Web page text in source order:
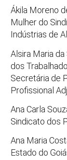
Ákila Moreno
Mulher do
Indústrias de
Alsira Maria
dos
Secretária de
Profissional
Ana Carla
Sindicato dos
Ana Maria
Estado do